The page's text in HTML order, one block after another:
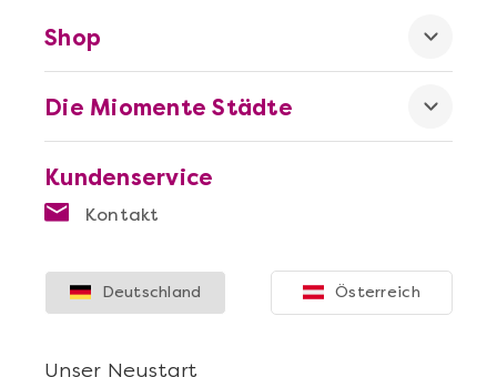
Kundenservice
Kontakt
Die Miomente Städte
Shop
Unser Neustart
Deutschland Österreich